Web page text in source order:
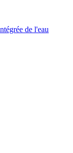
de l'eau